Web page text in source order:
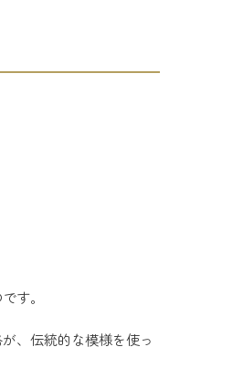
す。
、伝統的な模様を使っ